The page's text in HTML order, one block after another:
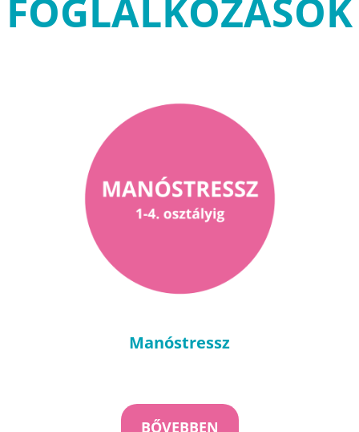
FOGLALKOZÁSOK
Manóstressz
BŐVEBBEN